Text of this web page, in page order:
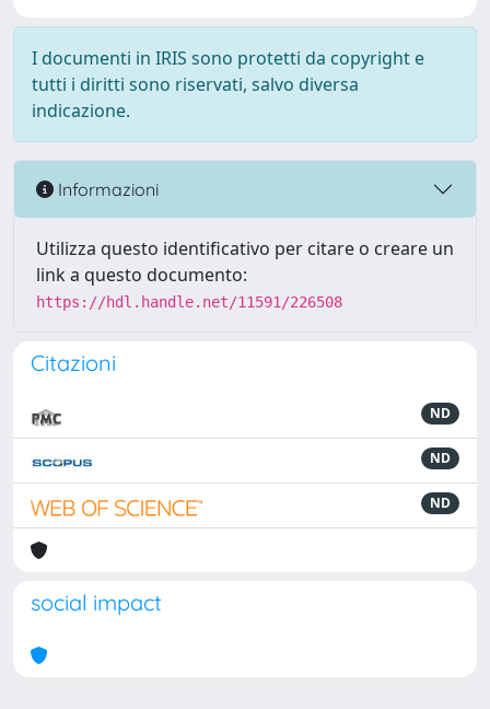
I documenti in IRIS sono protetti da copyright e
tutti i diritti sono riservati, salvo diversa
indicazione.
Informazioni
Utilizza questo identificativo per citare o creare un
link a questo documento:
https://hdl.handle.net/11591/226508
Citazioni
ND
ND
ND
social impact